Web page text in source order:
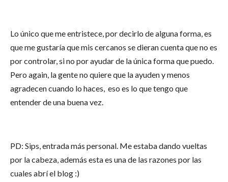
Lo único que me entristece, por decirlo de alguna forma, es
que me gustaría que mis cercanos se dieran cuenta que no es
por controlar, si no por ayudar de la única forma que puedo.
Pero again, la gente no quiere que la ayuden y menos
agradecen cuando lo haces, eso es lo que tengo que
entender de una buena vez.
PD: Sips, entrada más personal. Me estaba dando vueltas
por la cabeza, además esta es una de las razones por las
cuales abrí el blog :)